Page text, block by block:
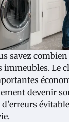
savez
immeubles.
devenir